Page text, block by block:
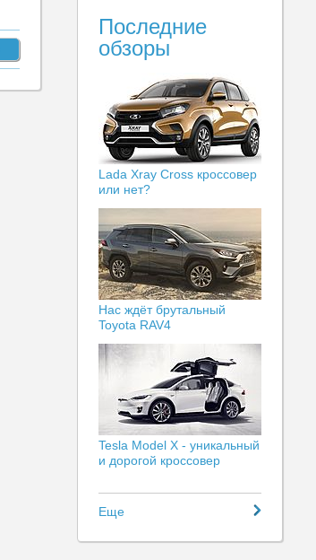
Последние
обзоры
Lada Xray Cross кроссовер
или нет?
Нас ждёт брутальный
Toyota RAV4
Tesla Model X - уникальный
и дорогой кроссовер
Еще